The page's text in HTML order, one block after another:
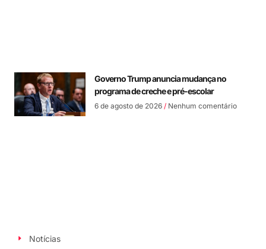
Governo Trump anuncia mudança no
programa de creche e pré-escolar
6 de agosto de 2026 Nenhum comentário
Notícias